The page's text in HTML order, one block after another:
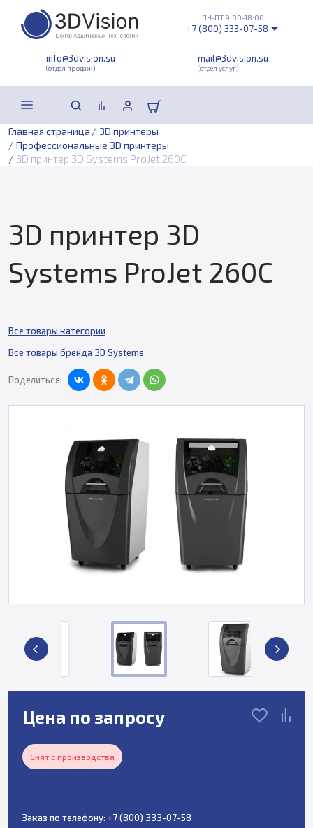
info@3dvision.su
(отдел продаж)
mail@3dvision.su
(отдел услуг)
ПН-ПТ 9:00-18:00
+7 (800) 333-07-58
Главная страница / 3D принтеры
/ Профессиональные 3D принтеры
/ 3D принтер 3D Systems ProJet 260C
3D принтер 3D
Systems ProJet 260C
Все товары категории
Все товары бренда 3D Systems
Поделиться:
Цена по запросу
Снят с производства
Заказ по телефону: +7 (800) 333-07-58